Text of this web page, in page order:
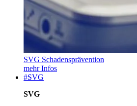
SVG Schadensprävention
mehr Infos
#SVG
SVG